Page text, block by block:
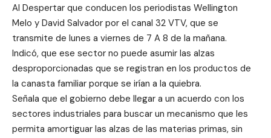
Al Despertar que conducen los periodistas Wellington
Melo y David Salvador por el canal 32 VTV, que se
transmite de lunes a viernes de 7 A 8 de la mañana.
Indicó, que ese sector no puede asumir las alzas
desproporcionadas que se registran en los productos de
la canasta familiar porque se irían a la quiebra.
Señala que el gobierno debe llegar a un acuerdo con los
sectores industriales para buscar un mecanismo que les
permita amortiguar las alzas de las materias primas, sin